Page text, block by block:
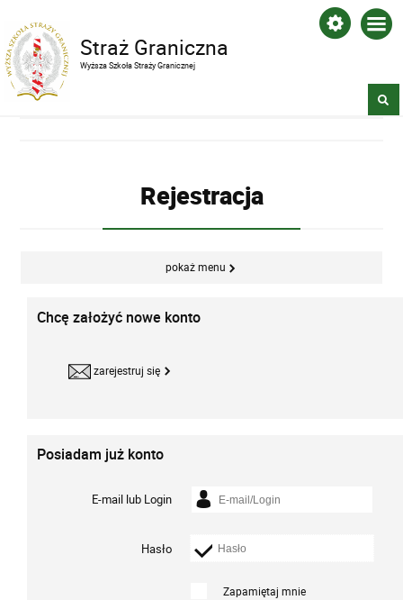
Straż Graniczna
Wyższa Szkoła Straży Granicznej
Rejestracja
pokaż menu
Chcę założyć nowe konto
zarejestruj się
Posiadam już konto
E-mail lub Login
Hasło
Zapamiętaj mnie